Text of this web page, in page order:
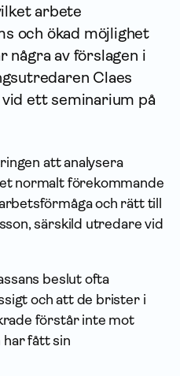
arbete
och ökad möjlighet
några av förslagen i
Claes
ett seminarium på
att analysera
normalt förekommande
och rätt till
särskild utredare vid
beslut ofta
och att de brister i
förstår inte mot
har fått sin